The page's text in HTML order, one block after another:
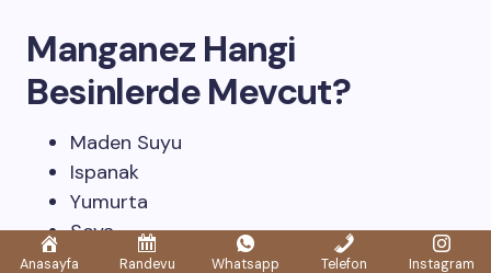
Manganez Hangi
Besinlerde Mevcut?
Maden Suyu
Ispanak
Yumurta
Soya
Yeşil Fasulye
Anasayfa Randevu Whatsapp Telefon Instagram